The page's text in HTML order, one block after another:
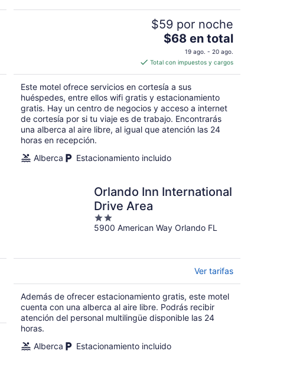
$59 por noche
El
precio
es
de
$68
en
total
por
noche
$68 en total
19 ago. - 20 ago.
Total con impuestos y cargos
Este motel ofrece servicios en cortesía a sus
huéspedes, entre ellos wifi gratis y estacionamiento
gratis. Hay un centro de negocios y acceso a internet
de cortesía por si tu viaje es de trabajo. Encontrarás
una alberca al aire libre, al igual que atención las 24
horas en recepción.
Alberca
Estacionamiento incluido
Orlando Inn International
Drive Area
2
out
5900 American Way Orlando FL
Ver tarifas
Además de ofrecer estacionamiento gratis, este motel
cuenta con una alberca al aire libre. Podrás recibir
atención del personal multilingüe disponible las 24
horas.
Alberca
Estacionamiento incluido